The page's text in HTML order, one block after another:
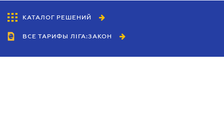
КАТАЛОГ РЕШЕНИЙ
ВСЕ ТАРИФЫ ЛІГА:ЗАКОН